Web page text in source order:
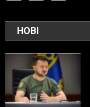
НОВІ